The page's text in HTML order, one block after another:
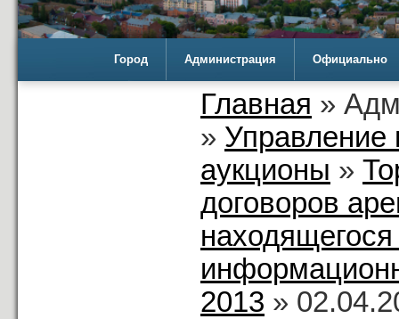
Город Администрация Официально
Главная »
» Управление
аукционы »
договоров
2013 »